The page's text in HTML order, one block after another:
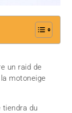
un raid de
motoneige
tiendra du